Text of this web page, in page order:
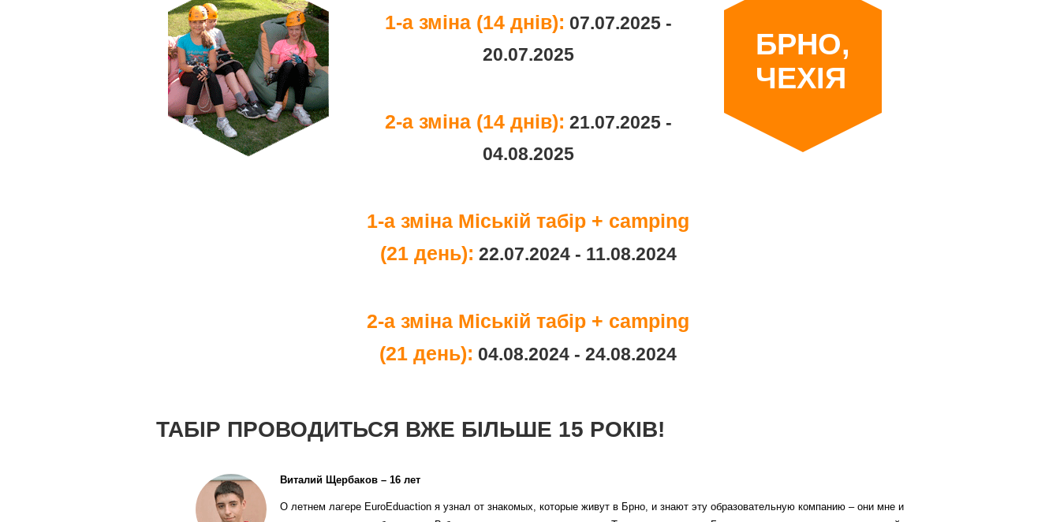
1-а зміна (14 днів): 07.07.2025 -
20.07.2025
2-а зміна (14 днів): 21.07.2025 -
04.08.2025
1-а зміна Міській табір + camping
(21 день): 22.07.2024 - 11.08.2024
2-а зміна Міській табір + camping
(21 день): 04.08.2024 - 24.08.2024
БРНО,
ЧЕХІЯ
ТАБІР ПРОВОДИТЬСЯ ВЖЕ БІЛЬШЕ 15 РОКІВ!
Виталий Щербаков – 16 лет
О летнем лагере EuroEduaction я узнал от знакомых, которые живут в Брно, и знают эту образовательную компанию – они мне и